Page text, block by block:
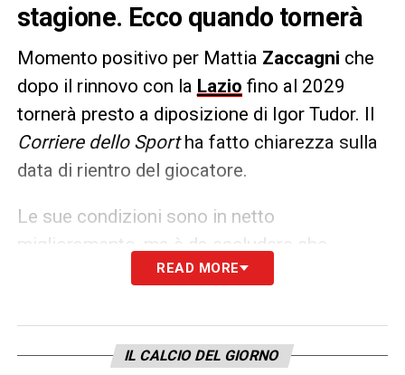
stagione. Ecco quando tornerà
Momento positivo per Mattia Zaccagni che
dopo il rinnovo con la Lazio fino al 2029
tornerà presto a diposizione di Igor Tudor. Il
Corriere dello Sportha fatto chiarezza sulla
data di rientro del giocatore.
Le sue condizioni sono in netto
miglioramento, ma è da escludere che
l’esterno recupererà in vista della
dove tornerà a disposizione dalla panchina in
un match speciale, quello contro ilVerona
READ MORE
IL CALCIO DEL GIORNO